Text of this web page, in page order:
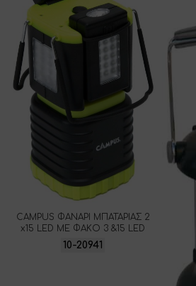
CAMPUS ΦΑΝΑΡΙ ΜΠΑΤΑΡΙΑΣ 2
x15 LED ΜΕ ΦΑΚΟ 3 &15 LED
10-20941